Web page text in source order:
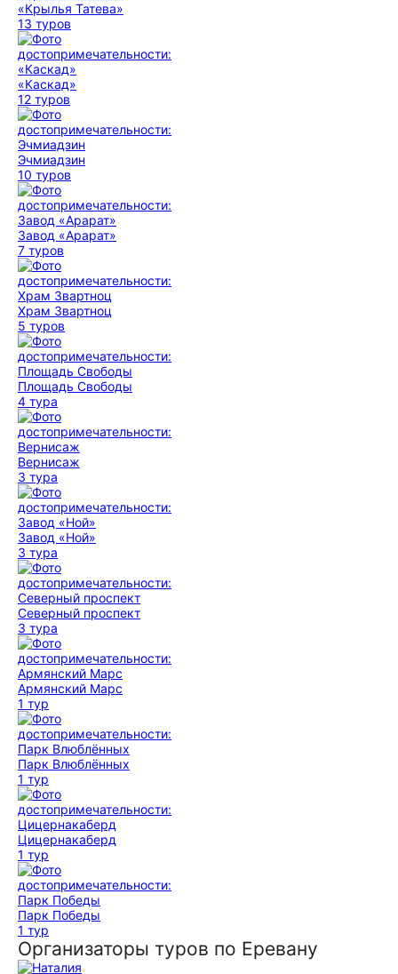
«Крылья Татева»
13 туров
«Каскад»
12 туров
Эчмиадзин
10 туров
Завод «Арарат»
7 туров
Храм Звартноц
5 туров
Площадь Свободы
4 тура
Вернисаж
3 тура
Завод «Ной»
3 тура
Северный проспект
3 тура
Армянский Марс
1 тур
Парк Влюблённых
1 тур
Цицернакаберд
1 тур
Парк Победы
1 тур
Организаторы туров по Еревану